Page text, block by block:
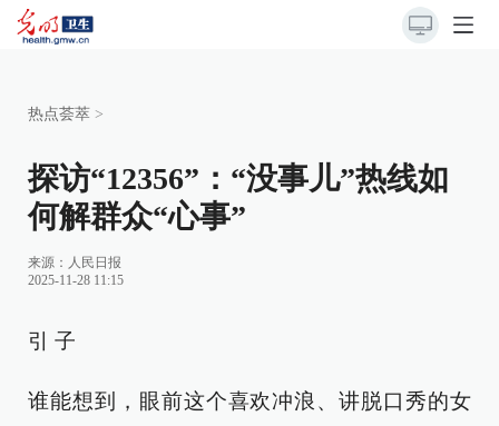
热点荟萃 >
探访“12356”：“没事儿”热线如
何解群众“心事”
来源： 人民日报
2025-11-28 11:15
引 子
谁能想到，眼前这个喜欢冲浪、讲脱口秀的女